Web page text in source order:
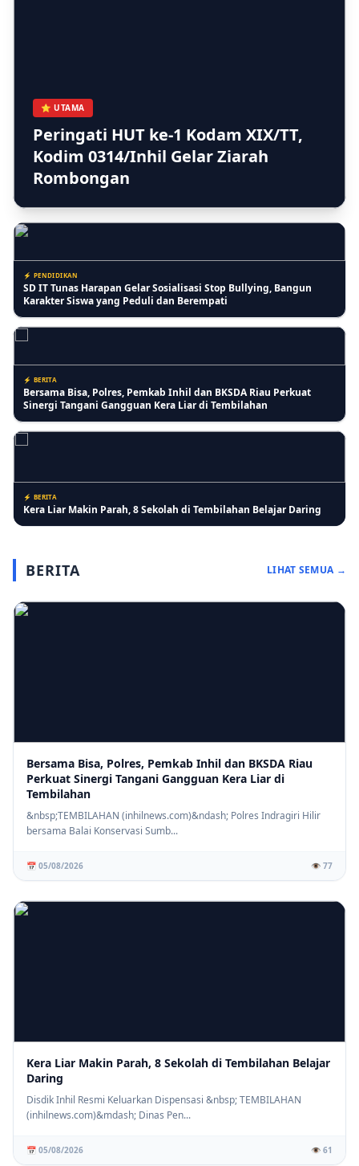
⭐ UTAMA
Peringati HUT ke-1 Kodam XIX/TT,
Kodim 0314/Inhil Gelar Ziarah
Rombongan
Lansia Keluhkan Pelayanan Kantor Imigrasi Tembilahan, Antrean
⚡ PENDIDIKAN
SD IT Tunas Harapan Gelar Sosialisasi Stop Bullying, Bangun
Karakter Siswa yang Peduli dan Berempati
⚡ BERITA
Bersama Bisa, Polres, Pemkab Inhil dan BKSDA Riau Perkuat
Sinergi Tangani Gangguan Kera Liar di Tembilahan
⚡ BERITA
Kera Liar Makin Parah, 8 Sekolah di Tembilahan Belajar Daring
BERITA LIHAT SEMUA →
Bersama Bisa, Polres, Pemkab Inhil dan BKSDA Riau
Perkuat Sinergi Tangani Gangguan Kera Liar di
Tembilahan
&nbsp;TEMBILAHAN (inhilnews.com)&ndash; Polres Indragiri Hilir
bersama Balai Konservasi Sumb...
📅 05/08/2026 👁️ 77
Kera Liar Makin Parah, 8 Sekolah di Tembilahan Belajar
Daring
Disdik Inhil Resmi Keluarkan Dispensasi &nbsp; TEMBILAHAN
(inhilnews.com)&mdash; Dinas Pen...
📅 05/08/2026 👁️ 61